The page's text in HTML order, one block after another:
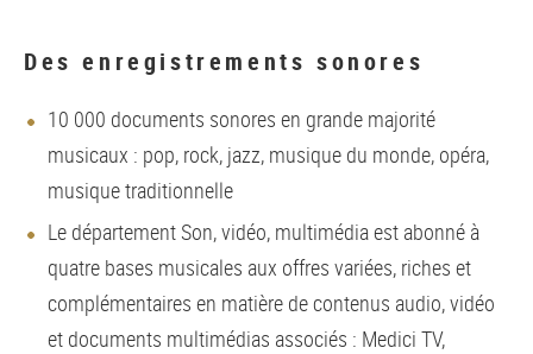
Des enregistrements sonores
10 000 documents sonores en grande majorité
musicaux : pop, rock, jazz, musique du monde, opéra,
musique traditionnelle
Le département Son, vidéo, multimédia est abonné à
quatre bases musicales aux offres variées, riches et
complémentaires en matière de contenus audio, vidéo
et documents multimédias associés : Medici TV,